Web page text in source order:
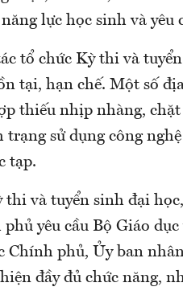
lực học sinh và yêu
tổ chức Kỳ thi và
tại, hạn chế. Một số
thiếu nhịp nhàng,
sử dụng công
tạp.
và tuyển sinh đại
yêu cầu Bộ Giáo
Chính phủ, Ủy ban
đầy đủ chức năng,